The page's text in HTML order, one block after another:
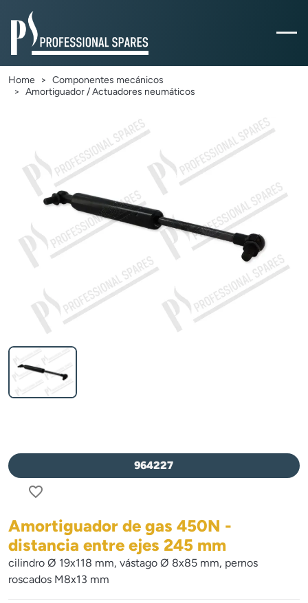
Home
Componentes mecánicos
Amortiguador / Actuadores neumáticos
964227
favorite_border
Amortiguador de gas 450N -
distancia entre ejes 245 mm
cilindro Ø 19x118 mm, vástago Ø 8x85 mm, pernos
roscados M8x13 mm